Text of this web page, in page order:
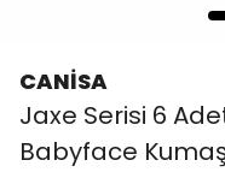
CANİSA
Jaxe Serisi 6
Babyface